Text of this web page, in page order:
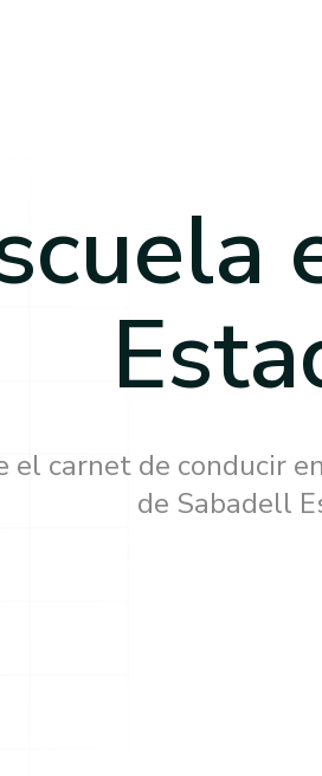
el carnet de conducir
de Sabadell